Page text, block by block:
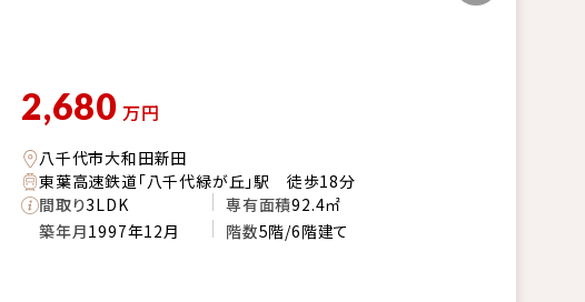
2,680 万円
八千代市大和田新田
東葉高速鉄道「八千代緑が丘」駅 徒歩18分
間取り3LDK 専有面積92.4㎡
築年月1997年12月 階数5階/6階建て